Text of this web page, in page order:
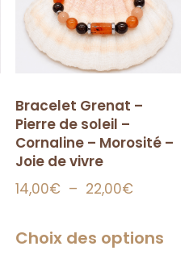
Bracelet Grenat –
Pierre de soleil –
Cornaline – Morosité –
Joie de vivre
14,00€ – 22,00€
Choix des options